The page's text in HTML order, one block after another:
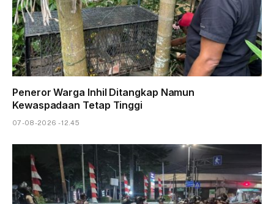
Peneror Warga Inhil Ditangkap Namun
Kewaspadaan Tetap Tinggi
07-08-2026 - 12.45